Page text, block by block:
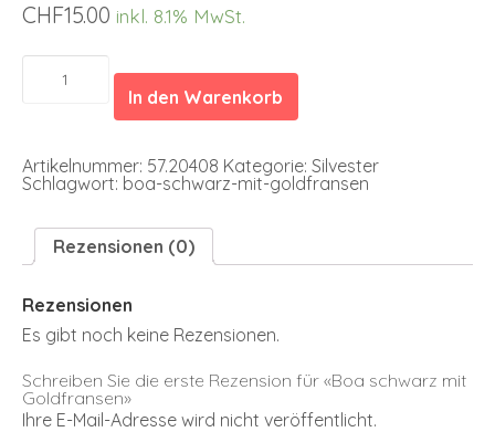
CHF15.00 inkl. 8.1% MwSt.
Boa
schwarz
mit
Goldfransen
In den Warenkorb
Artikelnummer: 57.20408 Kategorie: Silvester
Schlagwort: boa-schwarz-mit-goldfransen
Rezensionen (0)
Rezensionen
Es gibt noch keine Rezensionen.
Schreiben Sie die erste Rezension für «Boa schwarz mit
Goldfransen»
Ihre E-Mail-Adresse wird nicht veröffentlicht.